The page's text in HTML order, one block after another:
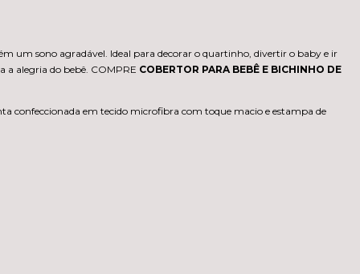
um sono agradável. Ideal para decorar o quartinho, divertir o baby e ir
a alegria do bebê. COMPRE COBERTOR PARA BEBÊ E BICHINHO DE
confeccionada em tecido microfibra com toque macio e estampa de